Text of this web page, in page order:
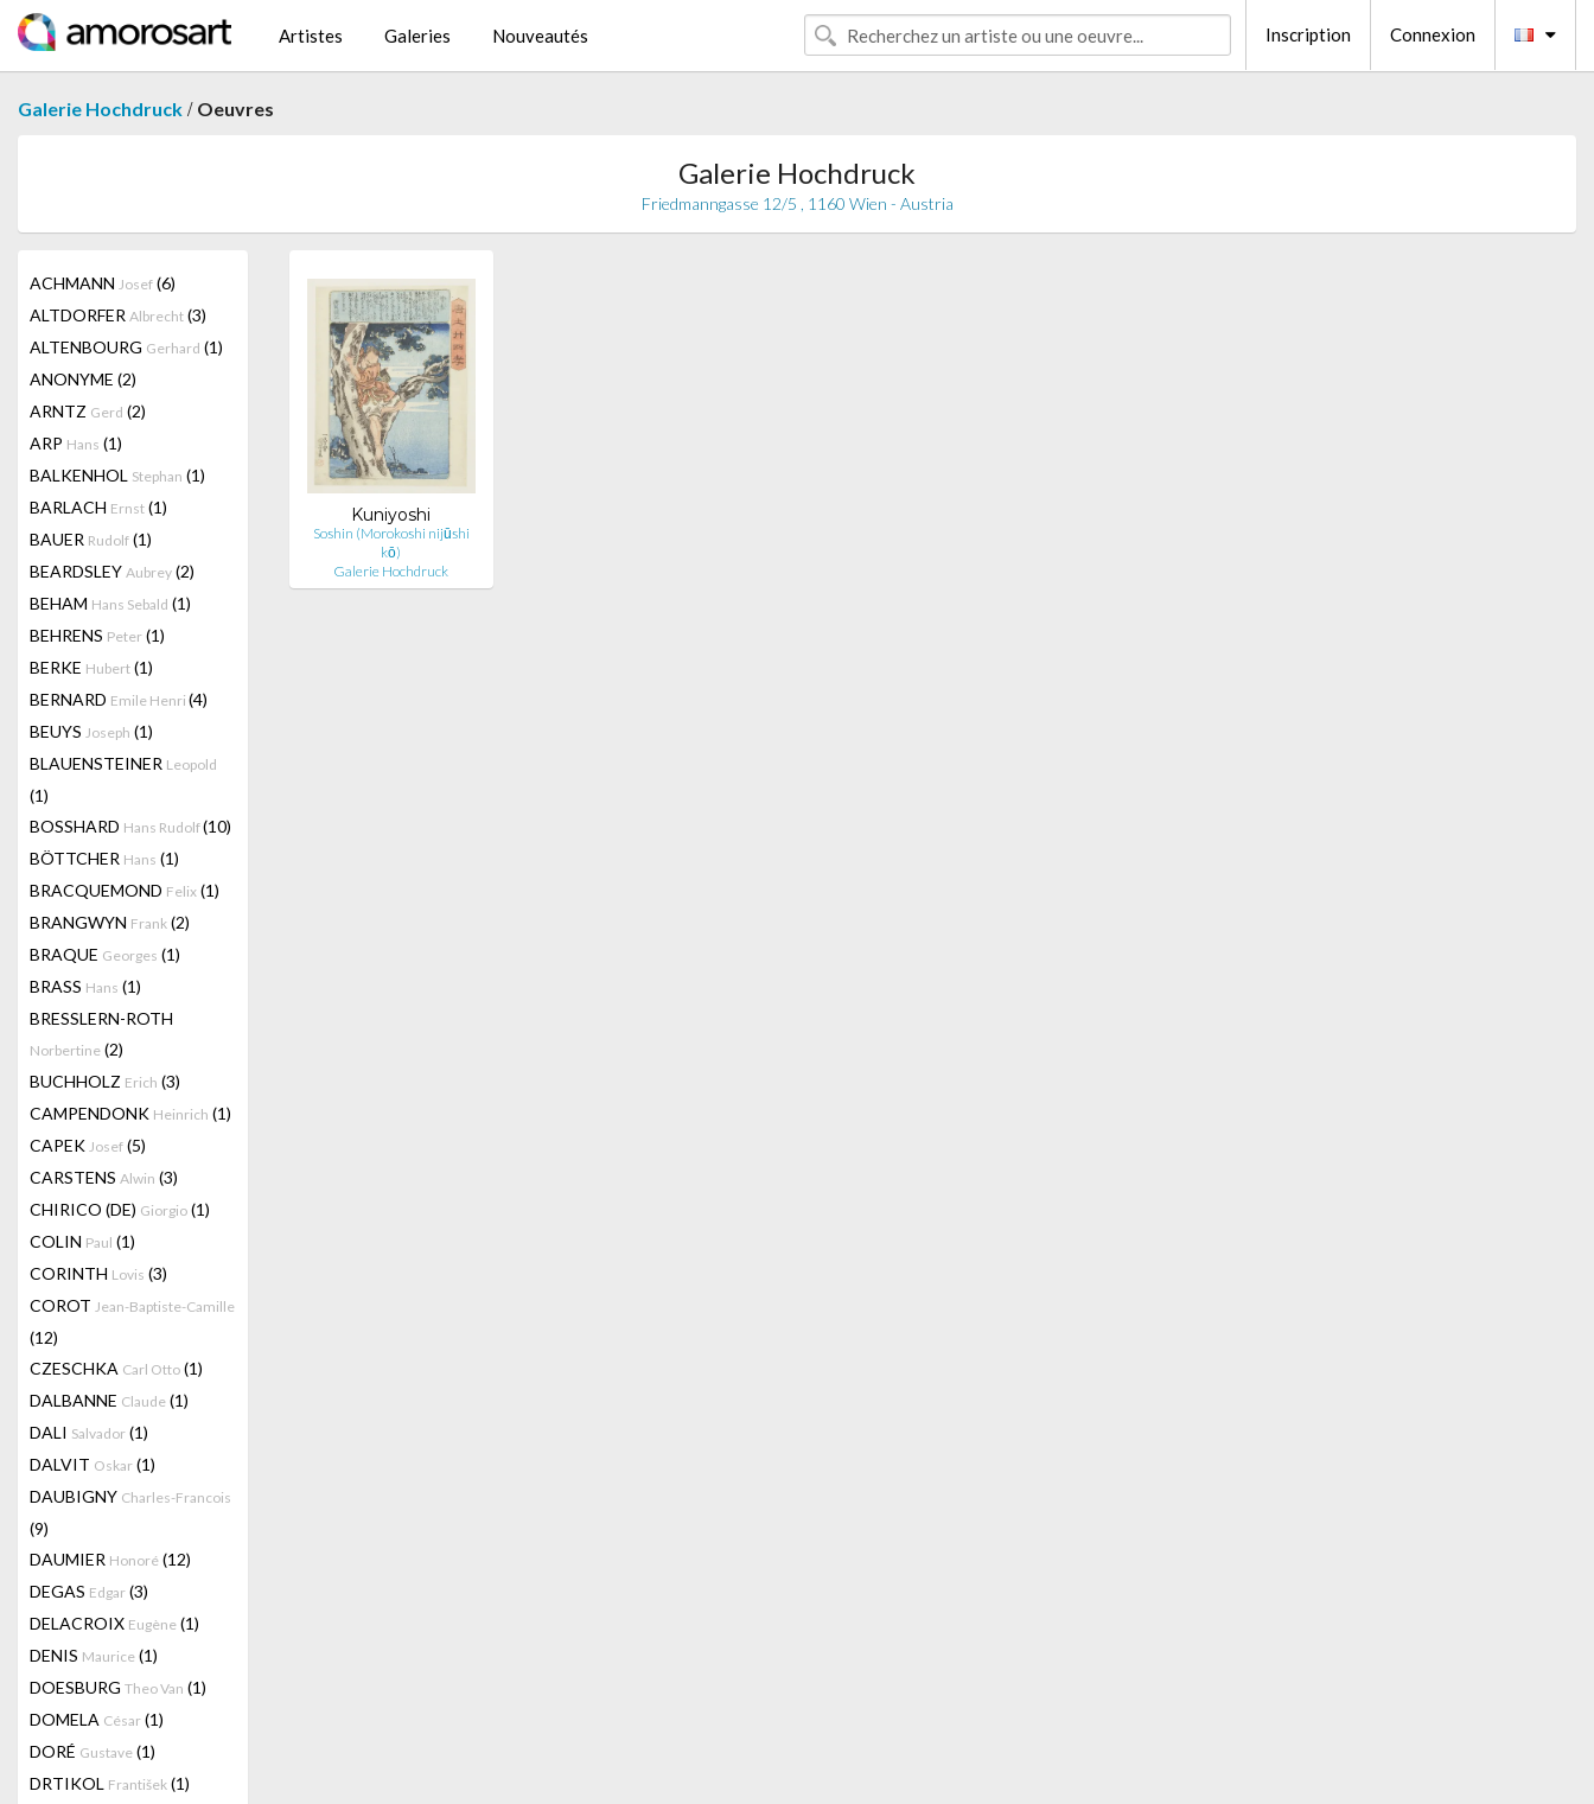
Artistes Galeries Nouveautés Inscription Connexion
Galerie Hochdruck / Oeuvres
Galerie Hochdruck
Friedmanngasse 12/5 , 1160 Wien - Austria
ACHMANN Josef (6)
ALTDORFER Albrecht (3)
ALTENBOURG Gerhard (1)
ANONYME (2)
ARNTZ Gerd (2)
ARP Hans (1)
BALKENHOL Stephan (1)
BARLACH Ernst (1)
BAUER Rudolf (1)
BEARDSLEY Aubrey (2)
BEHAM Hans Sebald (1)
BEHRENS Peter (1)
BERKE Hubert (1)
BERNARD Emile Henri (4)
BEUYS Joseph (1)
BLAUENSTEINER Leopold
(1)
BOSSHARD Hans Rudolf(10)
BÖTTCHER Hans (1)
BRACQUEMOND Felix (1)
BRANGWYN Frank (2)
BRAQUE Georges (1)
BRASS Hans (1)
BRESSLERN-ROTH
Norbertine (2)
BUCHHOLZ Erich (3)
CAMPENDONK Heinrich (1)
CAPEK Josef (5)
CARSTENS Alwin (3)
CHIRICO (DE) Giorgio (1)
COLIN Paul (1)
CORINTH Lovis (3)
COROT Jean-Baptiste-Camille
(12)
CZESCHKA Carl Otto (1)
DALBANNE Claude (1)
DALI Salvador (1)
DALVIT Oskar (1)
DAUBIGNY Charles-Francois
(9)
DAUMIER Honoré (12)
DEGAS Edgar (3)
DELACROIX Eugène (1)
DENIS Maurice (1)
DOESBURG Theo Van (1)
DOMELA César (1)
DORÉ Gustave (1)
DRTIKOL František (1)
Kuniyoshi
Soshin (Morokoshi nijūshi
kō)
Galerie Hochdruck